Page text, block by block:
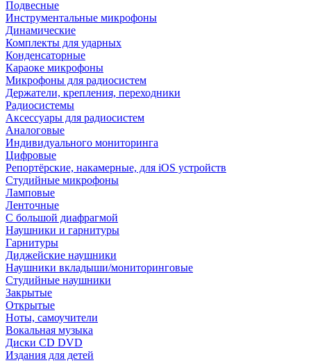
Подвесные
Инструментальные микрофоны
Динамические
Комплекты для ударных
Конденсаторные
Караоке микрофоны
Микрофоны для радиосистем
Держатели, крепления, переходники
Радиосистемы
Аксессуары для радиосистем
Аналоговые
Индивидуального мониторинга
Цифровые
Репортёрские, накамерные, для iOS устройств
Студийные микрофоны
Ламповые
Ленточные
С большой диафрагмой
Наушники и гарнитуры
Гарнитуры
Диджейские наушники
Наушники вкладыши/мониторинговые
Студийные наушники
Закрытые
Открытые
Ноты, самоучители
Вокальная музыка
Диски CD DVD
Издания для детей